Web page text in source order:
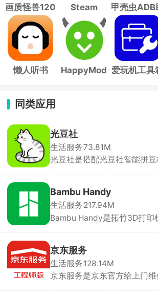
画质怪兽120
帧
Steam
甲壳虫ADB
手
懒人听书 HappyMod 爱玩机工具
同类应用
光豆社
生活服务73.81M
光豆社是搭配光豆社智能拼豆
图，软件一键转成拼豆图纸。
之后，拼豆板对应位置直接亮
亮光放豆子就行，不用对照图
数行列，复杂多色大图制作速
Bambu Handy
生活服务217.94M
Bambu Handy是拓竹3D打印
STL。打印结束后自动生成15s
片，可直接保存到相册。同一
定多台打印机，实时查看剩余
印进度。打印完成、耗材耗尽
京东服务
生活服务128.14M
京东服务是京东官方给上门维